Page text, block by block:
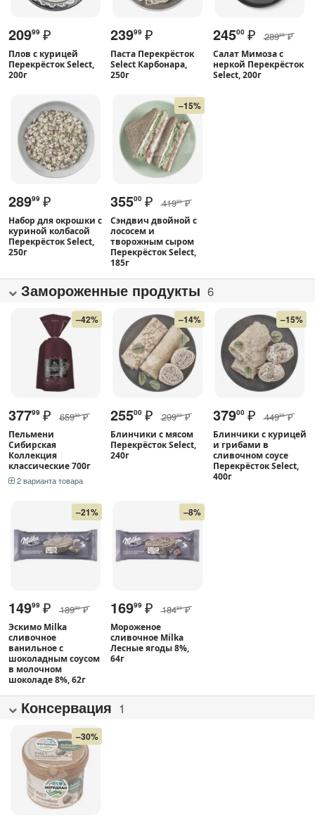
20999 ₽
Плов с курицей
Перекрёсток Select,
200г
23999 ₽
Паста Перекрёсток
Select Карбонара,
250г
24500 ₽ 28999 ₽
Салат Мимоза с
неркой Перекрёсток
Select, 200г
28999 ₽
Набор для окрошки с
куриной колбасой
Перекрёсток Select,
250г
–15%
35500 ₽ 41999 ₽
Сэндвич двойной с
лососем и
творожным сыром
Перекрёсток Select,
185г
Замороженные продукты 6
–42%
37799 ₽ 65999 ₽
Пельмени
Сибирская
Коллекция
классические 700г
2 варианта товара
–14%
25500 ₽ 29999 ₽
Блинчики с мясом
Перекрёсток Select,
240г
–15%
37900 ₽ 44999 ₽
Блинчики с курицей
и грибами в
сливочном соусе
Перекрёсток Select,
400г
–21%
14999 ₽ 18999 ₽
Эскимо Milka
сливочное
ванильное с
шоколадным соусом
в молочном
шоколаде 8%, 62г
–8%
16999 ₽ 18499 ₽
Мороженое
сливочное Milka
Лесные ягоды 8%,
64г
Консервация 1
–30%